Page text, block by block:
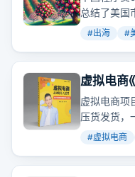
总结了美国
专注、技
致产品必须
#出海 #
虚拟电商
虚拟电商项
压货发货，
动赚钱。
销售给无数
#虚拟电商